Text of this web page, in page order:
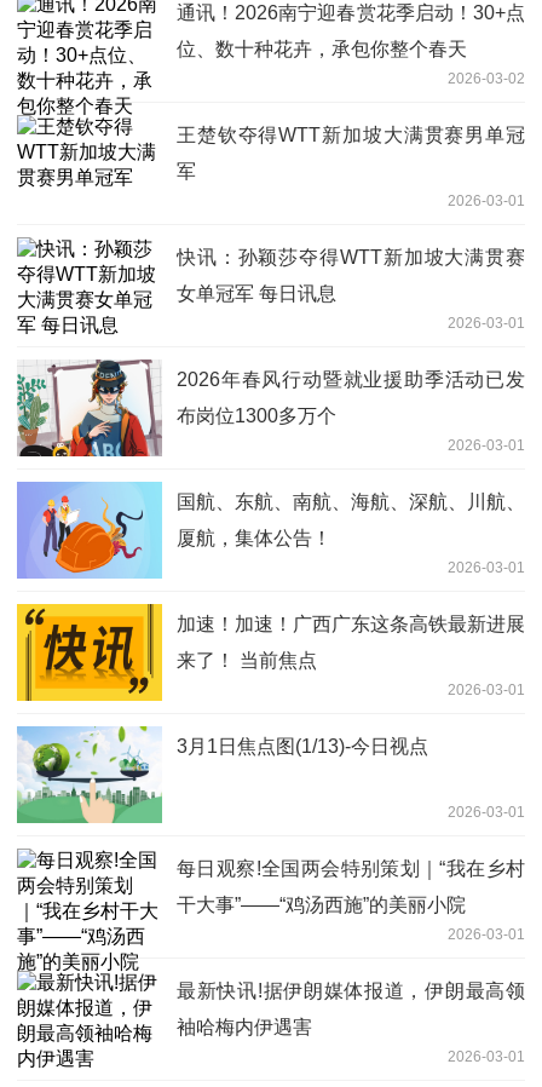
通讯！2026南宁迎春赏花季启动！30+点
位、数十种花卉，承包你整个春天
2026-03-02
王楚钦夺得WTT新加坡大满贯赛男单冠
军
2026-03-01
快讯：孙颖莎夺得WTT新加坡大满贯赛
女单冠军 每日讯息
2026-03-01
2026年春风行动暨就业援助季活动已发
布岗位1300多万个
2026-03-01
国航、东航、南航、海航、深航、川航、
厦航，集体公告！
2026-03-01
加速！加速！广西广东这条高铁最新进展
来了！ 当前焦点
2026-03-01
3月1日焦点图(1/13)-今日视点
2026-03-01
每日观察!全国两会特别策划｜“我在乡村
干大事”——“鸡汤西施”的美丽小院
2026-03-01
最新快讯!据伊朗媒体报道，伊朗最高领
袖哈梅内伊遇害
2026-03-01